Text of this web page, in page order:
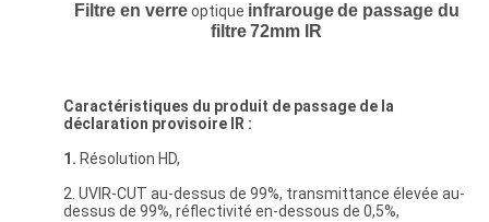
Filtre en verreoptique infrarouge de passage du
filtre72mm IR
Caractéristiques du produit de passage de la
déclaration provisoire IR :
1. Résolution HD,
2. UVIR-CUT au-dessus de 99%, transmittance élevée au-
dessus de 99%, réflectivité en-dessous de 0,5%,